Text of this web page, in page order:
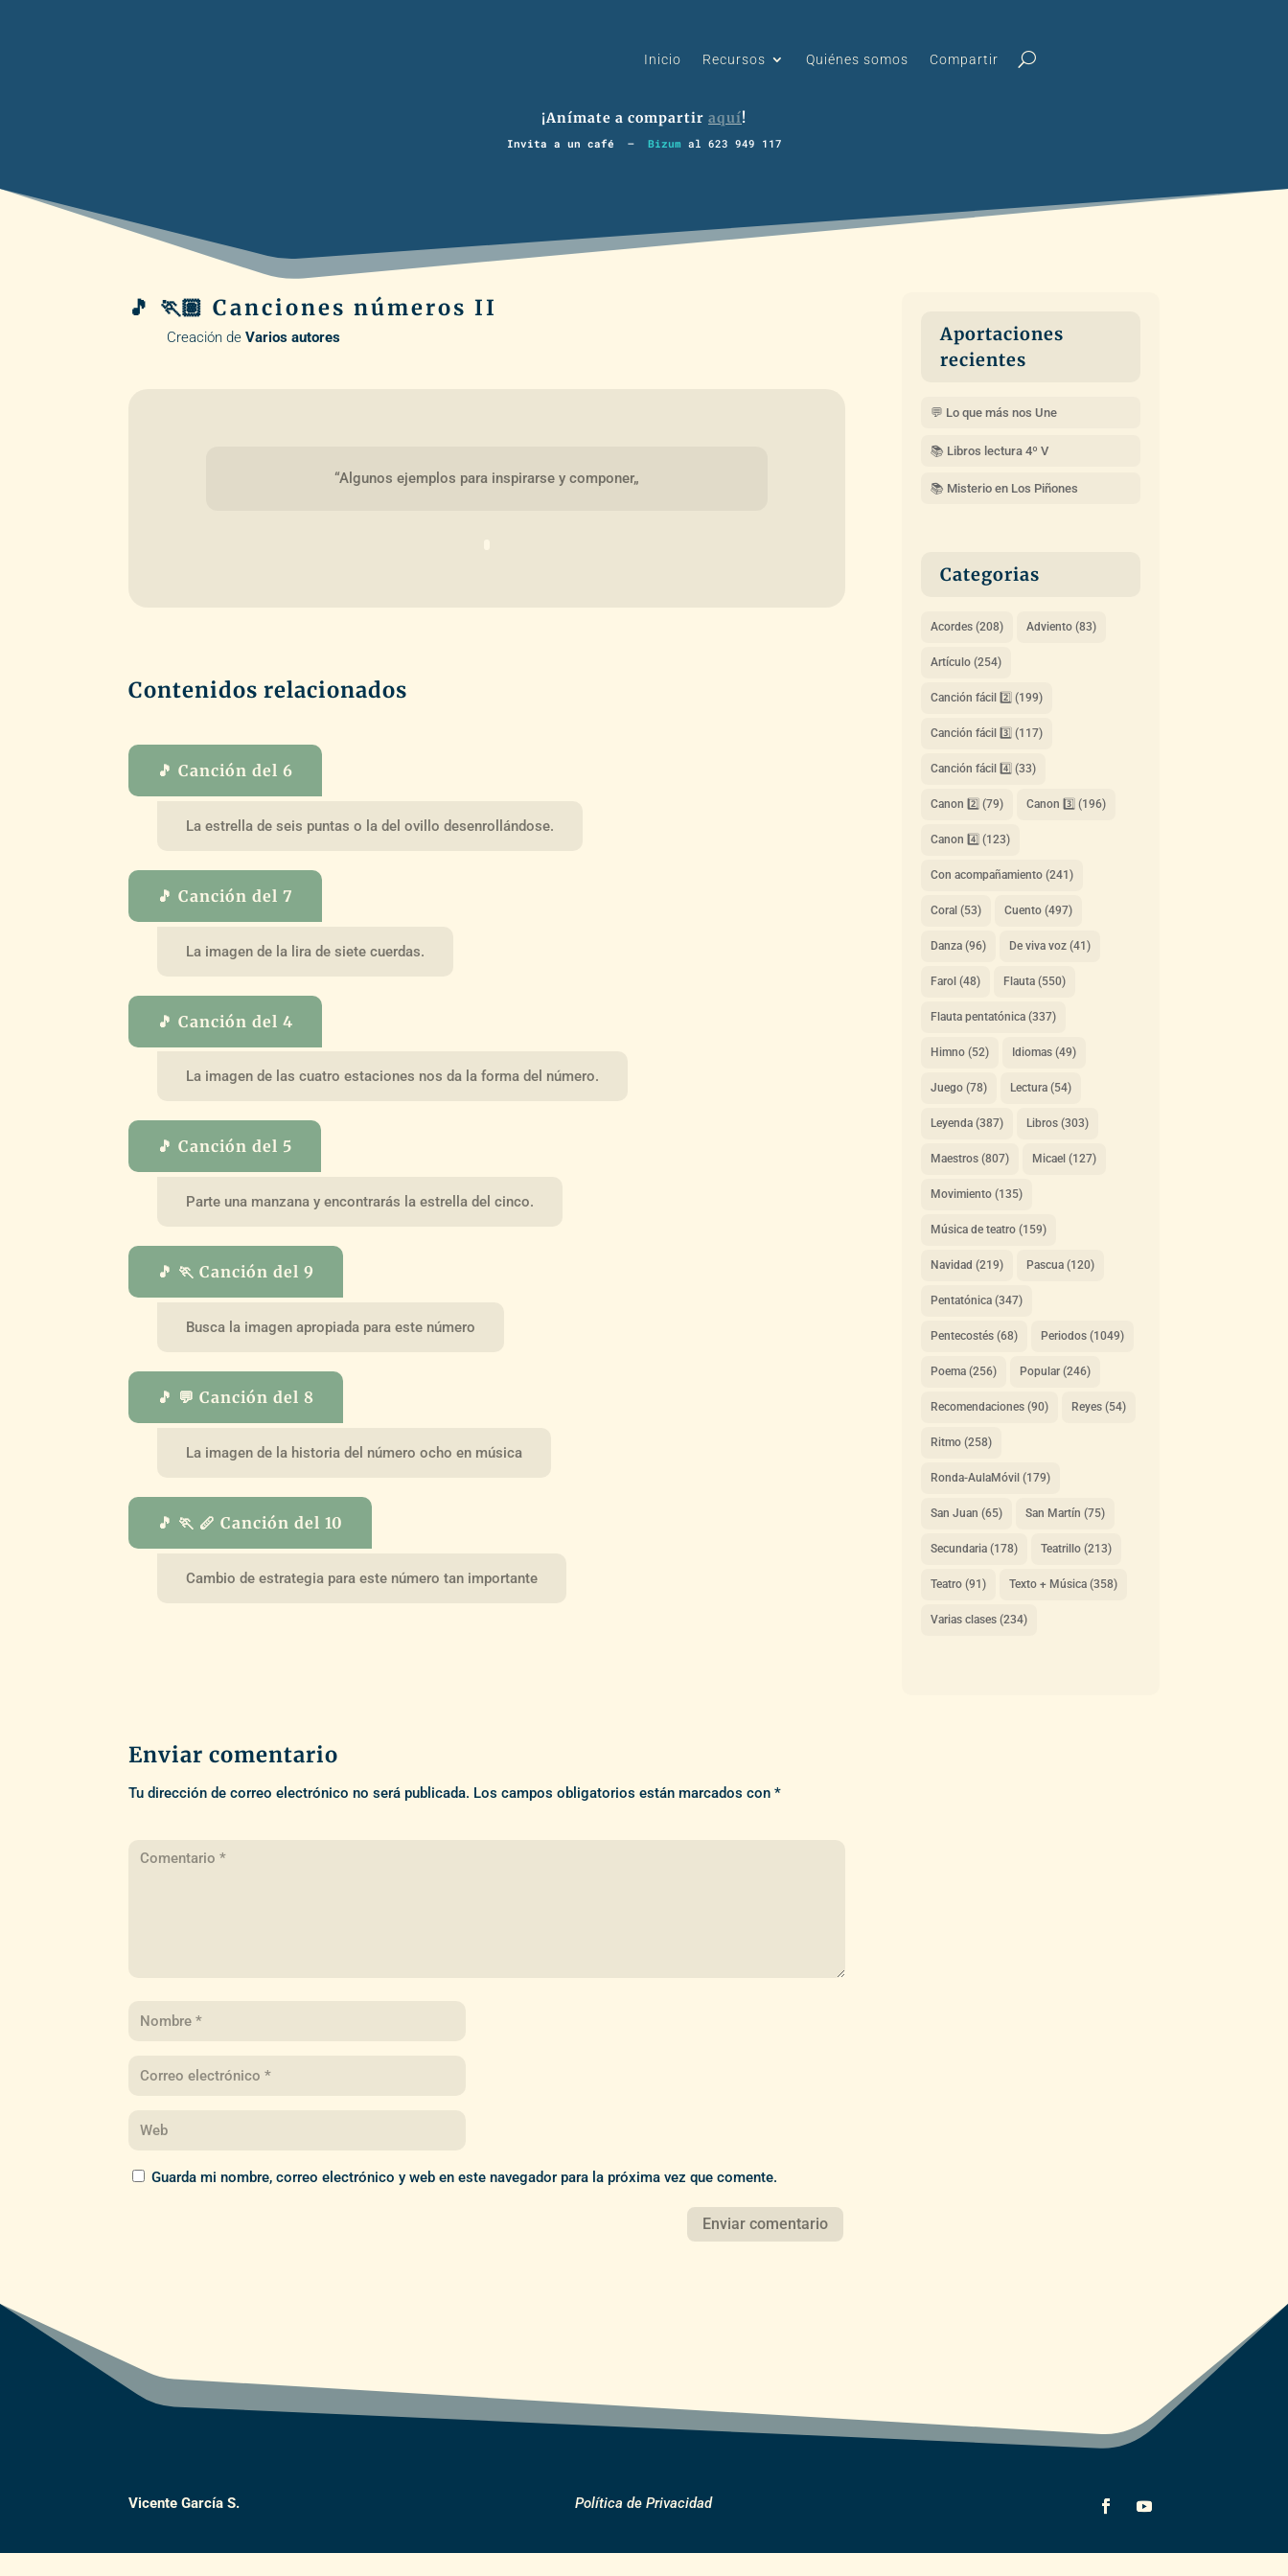
Inicio Recursos Quiénes somos Compartir
¡Anímate a compartir aquí!
Invita a un café – Bizum al 623 949 117
🎵 🏃🏽 Canciones números II
Creación deVarios autores
“Algunos ejemplos para inspirarse y componer„
Contenidos relacionados
🎵 Canción del 6
La estrella de seis puntas o la del ovillo desenrollándose.
🎵 Canción del 7
La imagen de la lira de siete cuerdas.
🎵 Canción del 4
La imagen de las cuatro estaciones nos da la forma del número.
🎵 Canción del 5
Parte una manzana y encontrarás la estrella del cinco.
🎵 🏃 Canción del 9
Busca la imagen apropiada para este número
🎵 💬 Canción del 8
La imagen de la historia del número ocho en música
🎵 🏃 🪈 Canción del 10
Cambio de estrategia para este número tan importante
Enviar comentario
Tu dirección de correo electrónico no será publicada. Los campos obligatorios están marcados con*
Guarda mi nombre, correo electrónico y web en este navegador para la próxima vez que comente.
Aportaciones
recientes
💬 Lo que más nos Une
📚 Libros lectura 4º V
📚 Misterio en Los Piñones
Categorias
Acordes(208) Adviento(83)
Artículo(254)
Canción fácil 2️⃣ (199)
Canción fácil 3️⃣ (117)
Canción fácil 4️⃣ (33)
Canon 2️⃣ (79) Canon 3️⃣ (196)
Canon 4️⃣ (123)
Con acompañamiento(241)
Coral (53) Cuento(497)
Danza(96) De viva voz(41)
Farol (48) Flauta(550)
Flauta pentatónica(337)
Himno(52) Idiomas(49)
Juego(78) Lectura(54)
Leyenda(387) Libros(303)
Maestros(807) Micael (127)
Movimiento(135)
Música de teatro(159)
Navidad (219) Pascua(120)
Pentatónica(347)
Pentecostés(68) Periodos(1049)
Poema(256) Popular(246)
Recomendaciones(90) Reyes(54)
Ritmo(258)
Ronda-AulaMóvil (179)
San Juan (65) San Martín (75)
Secundaria(178) Teatrillo(213)
Teatro(91) Texto + Música(358)
Varias clases(234)
Vicente García S. Política de Privacidad